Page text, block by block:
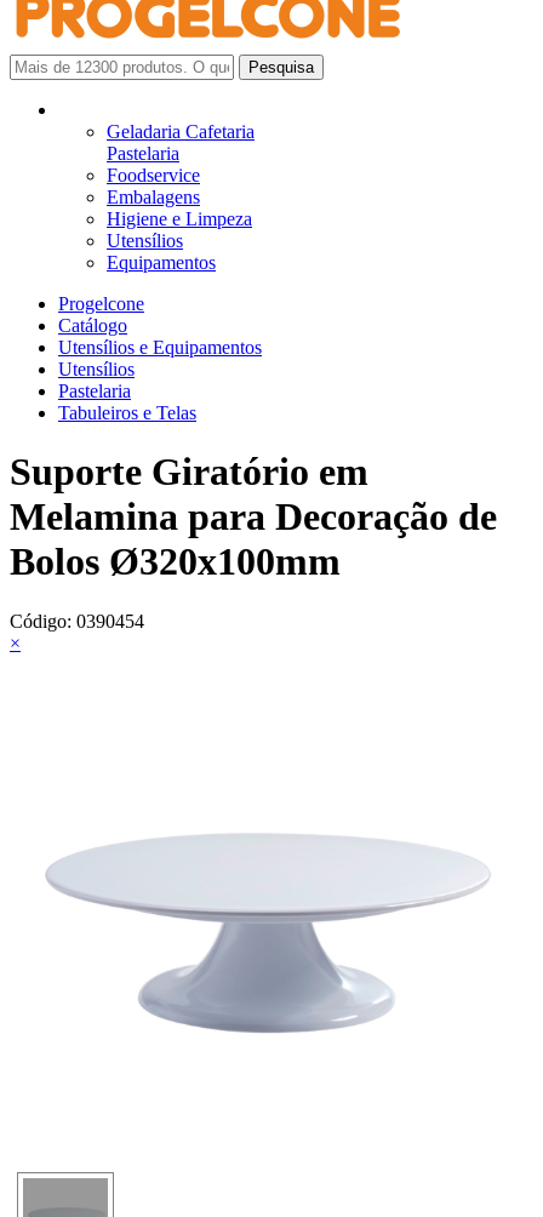
Geladaria Cafetaria
Pastelaria
Foodservice
Embalagens
Higiene e Limpeza
Utensílios
Equipamentos
Progelcone
Catálogo
Utensílios e Equipamentos
Utensílios
Pastelaria
Tabuleiros e Telas
Suporte Giratório em
Melamina para Decoração de
Bolos Ø320x100mm
Código: 0390454
×